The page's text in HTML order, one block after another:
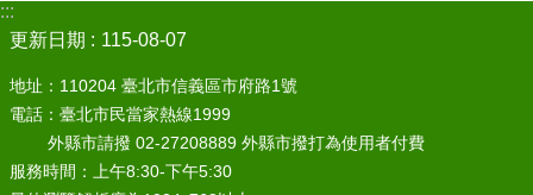
:::
更新日期
115-08-07
地址：110204 臺北市信義區市府路1號
電話：臺北市民當家熱線1999
外縣市請撥 02-27208889 外縣市撥打為使用者付費
服務時間：上午8:30-下午5:30